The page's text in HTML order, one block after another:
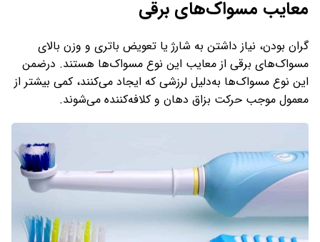
معایب مسواک‌های برقی
گران بودن، نیاز داشتن به شارژ یا تعویض باتری و وزن بالای
مسواک‌های برقی از معایب این نوع مسواک‌ها هستند. درضمن
این نوع مسواک‌ها به‌دلیل لرزشی که ایجاد می‌کنند، کمی بیشتر از
معمول موجب حرکت بزاق دهان و کلافه‌کننده می‌شوند.